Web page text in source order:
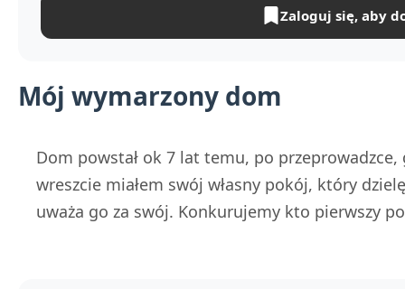
Mój wymarzony dom
Dom powstał ok 7 lat temu, po
wreszcie miałem swój własny pokój, który
uważa go za swój. Konkurujemy kto pierwszy
Zaloguj się, aby